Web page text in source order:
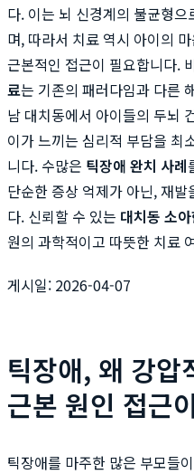
다. 이는 뇌 신경계의 불균형
며, 따라서 치료 역시 아이의
근본적인 접근이 필요합니다.
료는 기존의 패러다임과 다른
남 대치동에서 아이들의 두뇌
이가 느끼는 심리적 부담을 최
니다. 수많은 틱장애 완치 사례
단순한 증상 억제가 아닌, 재
다. 신뢰할 수 있는 대치동 소
원의 과학적이고 따뜻한 치료
게시일: 2026-04-07
틱장애, 왜 강압
근본 원인 접근
틱장애를 마주한 많은 부모들